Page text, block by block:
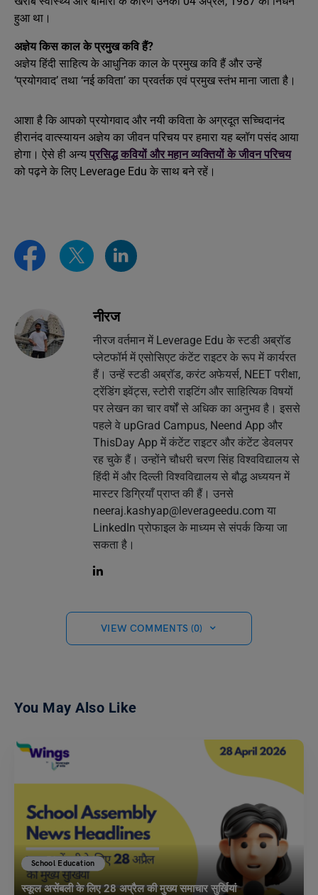
हुआ था।
अज्ञेय किस काल के प्रमुख कवि हैं?
अज्ञेय हिंदी साहित्य के आधुनिक काल के प्रमुख कवि हैं और उन्हें
‘प्रयोगवाद’ तथा ‘नई कविता’ का प्रवर्तक एवं प्रमुख स्तंभ माना जाता है।
आशा है कि आपको प्रयोगवाद और नयी कविता के अग्रदूत सच्चिदानंद
हीरानंद वात्स्यायन अज्ञेय का जीवन परिचय पर हमारा यह ब्लॉग पसंद आया
होगा। ऐसे ही अन्य प्रसिद्ध कवियों और महान व्यक्तियों के जीवन परिचय
को पढ़ने के लिए Leverage Edu के साथ बने रहें।
नीरज
नीरज वर्तमान में Leverage Edu के स्टडी अब्रॉड
प्लेटफॉर्म में एसोसिएट कंटेंट राइटर के रूप में कार्यरत
हैं। उन्हें स्टडी अब्रॉड, करंट अफेयर्स, NEET परीक्षा,
ट्रेंडिंग इवेंट्स, स्टोरी राइटिंग और साहित्यिक विषयों
पर लेखन का चार वर्षों से अधिक का अनुभव है। इससे
पहले वे upGrad Campus, Neend App और
ThisDay App में कंटेंट राइटर और कंटेंट डेवलपर
रह चुके हैं। उन्होंने चौधरी चरण सिंह विश्वविद्यालय से
हिंदी में और दिल्ली विश्वविद्यालय से बौद्ध अध्ययन में
मास्टर डिग्रियाँ प्राप्त की हैं। उनसे
neeraj.kashyap@leverageedu.com या
LinkedIn प्रोफाइल के माध्यम से संपर्क किया जा
सकता है।
VIEW COMMENTS (0)
You May Also Like
School Education
स्कूल असेंबली के लिए 28 अप्रैल की मुख्य समाचार सुर्खियां